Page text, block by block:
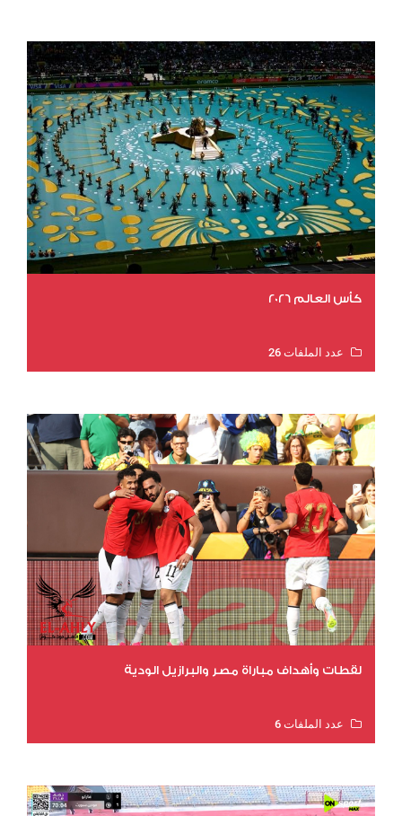
كأس العالم 2026
عدد الملفات 26
لقطات وأهداف مباراة مصر والبرازيل الودية
عدد الملفات 6